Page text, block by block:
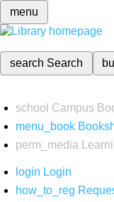
menu
search Search
school Campus
menu_book
perm_media
login Login
how_to_reg